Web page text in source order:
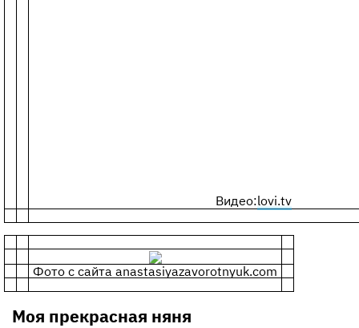
Видео:lovi.tv
Фото с сайта anastasiyazavorotnyuk.com
Моя прекрасная няня